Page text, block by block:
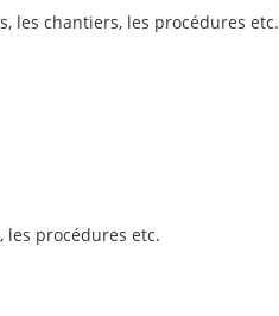
les chantiers, les procédures etc.
les procédures etc.